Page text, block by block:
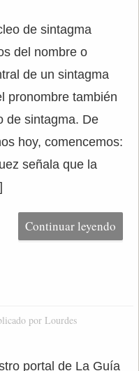
de sintagma
del nombre o
de un sintagma
pronombre también
de sintagma. De
hoy, comencemos:
señala que la
Continuar leyendo
por Lourdes
portal de La Guía